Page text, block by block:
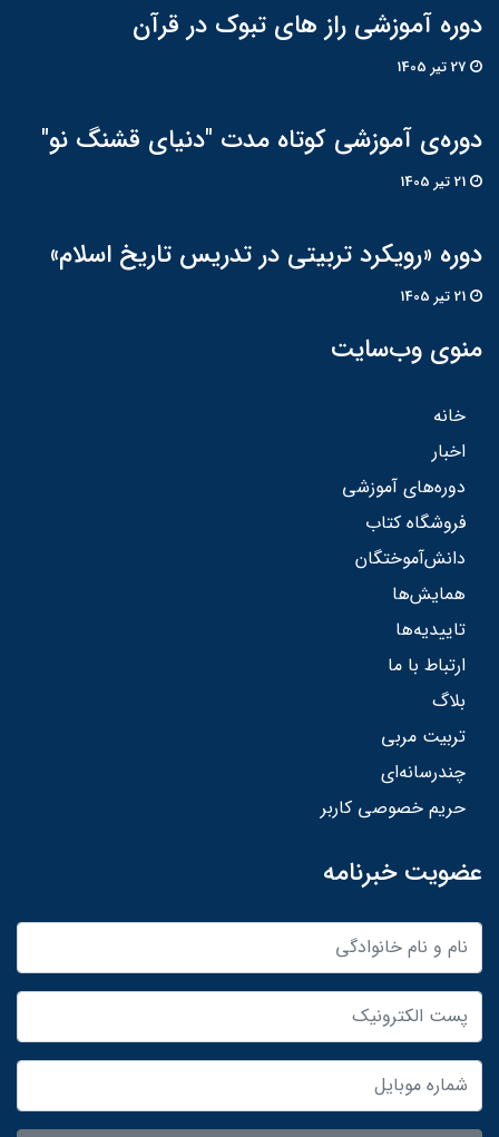
دوره آموزشی راز های تبوک در قرآن
دوره‌ی آموزشی کوتاه مدت "دنیای قشنگ نو"
دوره «رویکرد تربیتی در تدریس تاریخ اسلام»
منوی وب‌سایت
خانه
اخبار
دوره‌های آموزشی
فروشگاه کتاب
دانش‌آموختگان
همایش‌ها
تاییدیه‌ها
ارتباط با ما
بلاگ
تربیت مربی
چندرسانه‌ای
حریم خصوصی کاربر
عضویت خبرنامه